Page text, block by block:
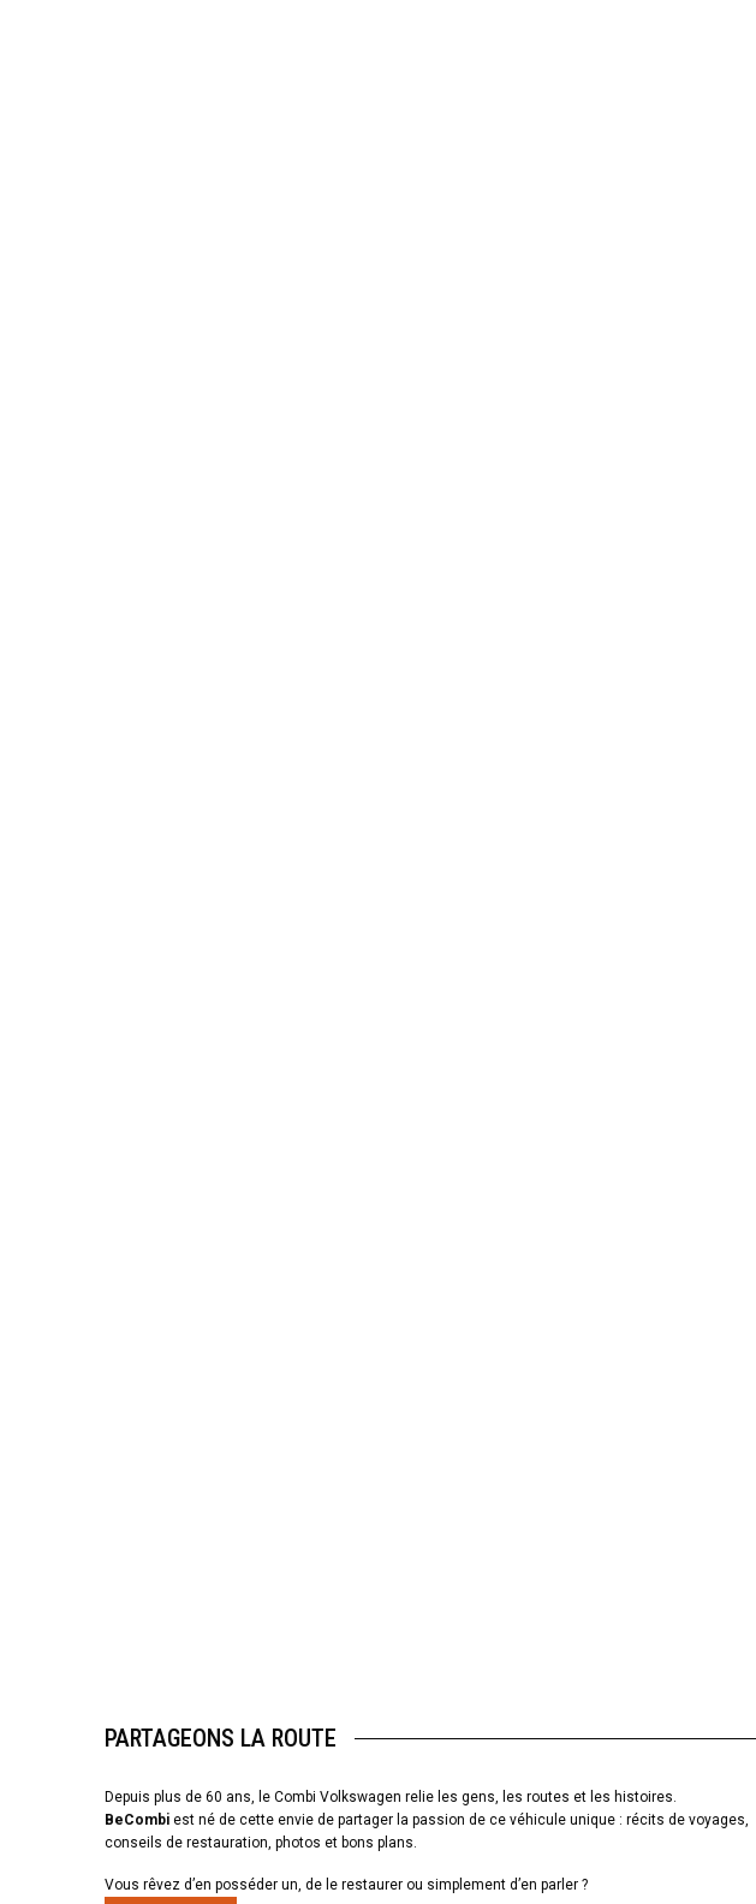
PARTAGEONS LA ROUTE
Depuis plus de 60 ans, le Combi Volkswagen relie les gens, les routes et les histoires.
BeCombi est né de cette envie de partager la passion de ce véhicule unique : récits de voyages,
conseils de restauration, photos et bons plans.
Vous rêvez d’en posséder un, de le restaurer ou simplement d’en parler ?